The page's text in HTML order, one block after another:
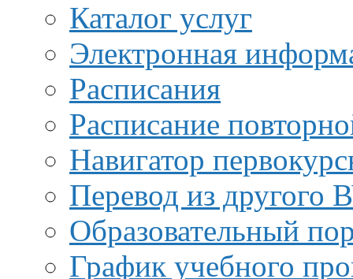
Каталог услуг
Электронная
Расписания
Расписание
Навигатор
Перевод из другого
Образовательный
График учебного